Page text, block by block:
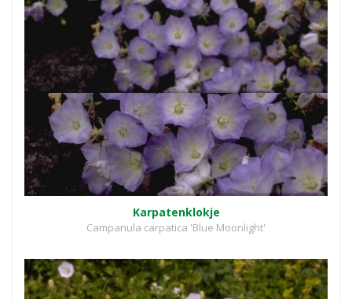
Karpatenklokje
Campanula carpatica 'Blue Moonlight'